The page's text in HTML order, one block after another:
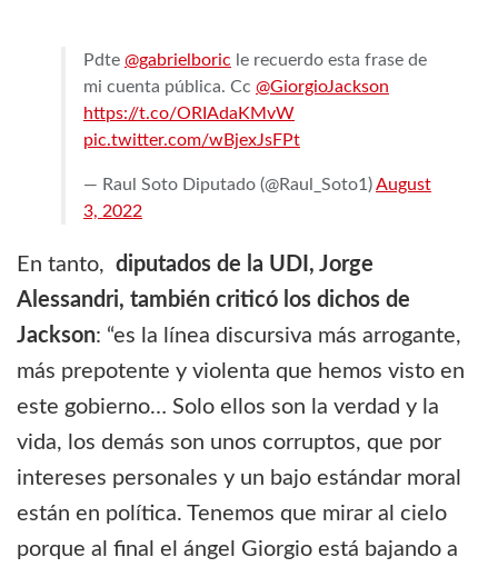
Pdte @gabrielboric le recuerdo esta frase de
mi cuenta pública. Cc @GiorgioJackson
https://t.co/ORIAdaKMvW
pic.twitter.com/wBjexJsFPt
— Raul Soto Diputado (@Raul_Soto1)August
3, 2022
En tanto, diputados de la UDI, Jorge
Alessandri, también criticó los dichos de
Jackson: “es la línea discursiva más arrogante,
más prepotente y violenta que hemos visto en
este gobierno… Solo ellos son la verdad y la
vida, los demás son unos corruptos, que por
intereses personales y un bajo estándar moral
están en política. Tenemos que mirar al cielo
porque al final el ángel Giorgio está bajando a